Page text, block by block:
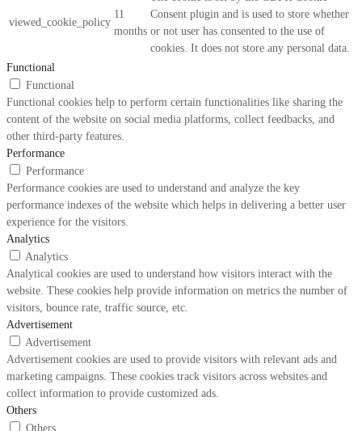
viewed_cookie_policy
11
months
Consent plugin and is used to store whether
or not user has consented to the use of
cookies. It does not store any personal data.
Functional
Functional
Functional cookies help to perform certain functionalities like sharing the
content of the website on social media platforms, collect feedbacks, and
other third-party features.
Performance
Performance
Performance cookies are used to understand and analyze the key
performance indexes of the website which helps in delivering a better user
experience for the visitors.
Analytics
Analytics
Analytical cookies are used to understand how visitors interact with the
website. These cookies help provide information on metrics the number of
visitors, bounce rate, traffic source, etc.
Advertisement
Advertisement
Advertisement cookies are used to provide visitors with relevant ads and
marketing campaigns. These cookies track visitors across websites and
collect information to provide customized ads.
Others
Others